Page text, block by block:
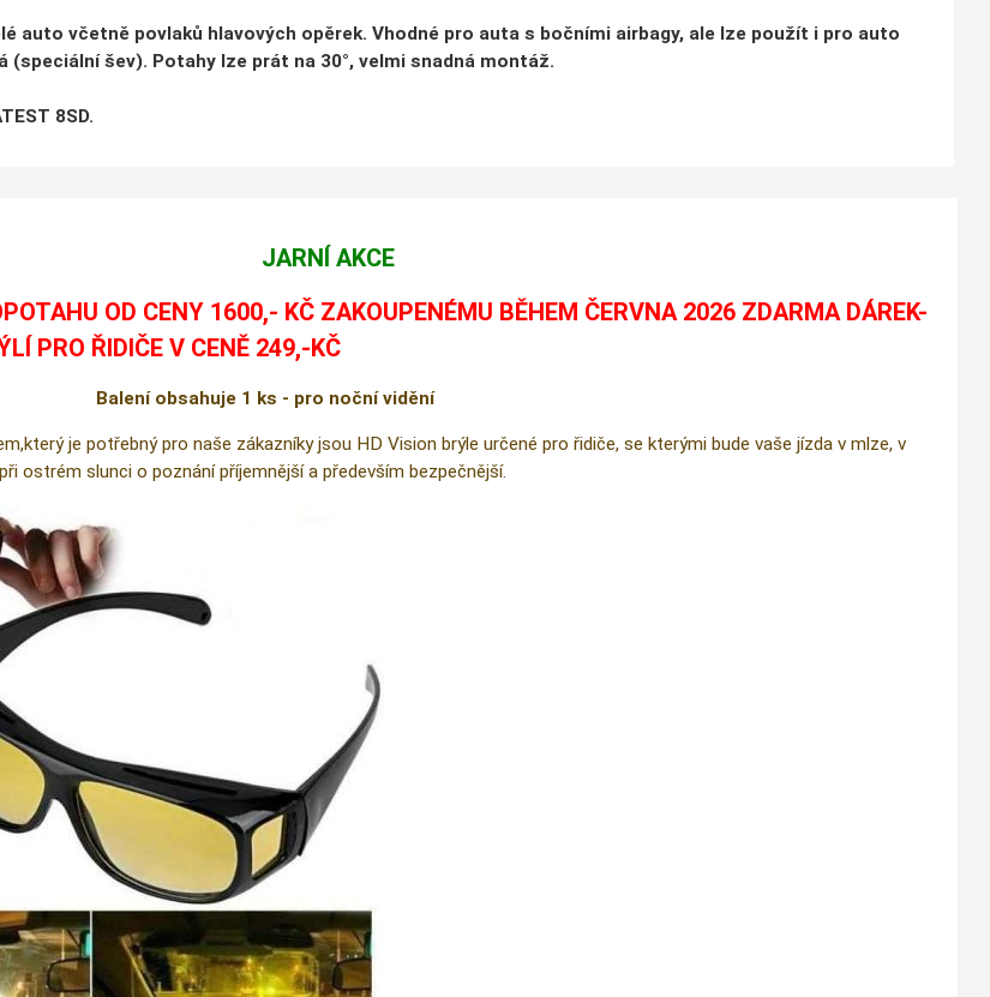
auto včetně povlaků hlavových opěrek. Vhodné pro auta s bočními airbagy, ale lze použít i pro auto
(speciální šev). Potahy lze prát na 30°, velmi snadná montáž.
8SD.
JARNÍ AKCE
OD CENY 1600,- KČ ZAKOUPENÉMU BĚHEM ČERVNA 2026 ZDARMA DÁREK-
PRO ŘIDIČE V CENĚ 249,-KČ
Balení obsahuje 1 ks - pro noční vidění
je potřebný pro naše zákazníky jsou HD Vision brýle určené pro řidiče, se kterými bude vaše jízda v mlze, v
ostrém slunci o poznání příjemnější a především bezpečnější.